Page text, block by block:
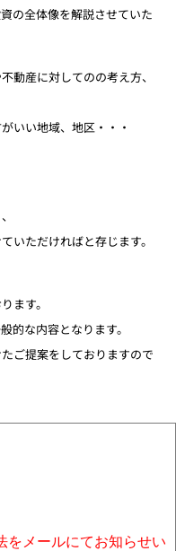
の全体像を解説させていた
不動産に対してのの考え方、
いい地域、地区・・・
いただければと存じます。
ます。
的な内容となります。
ご提案をしておりますので
をメールにてお知らせい